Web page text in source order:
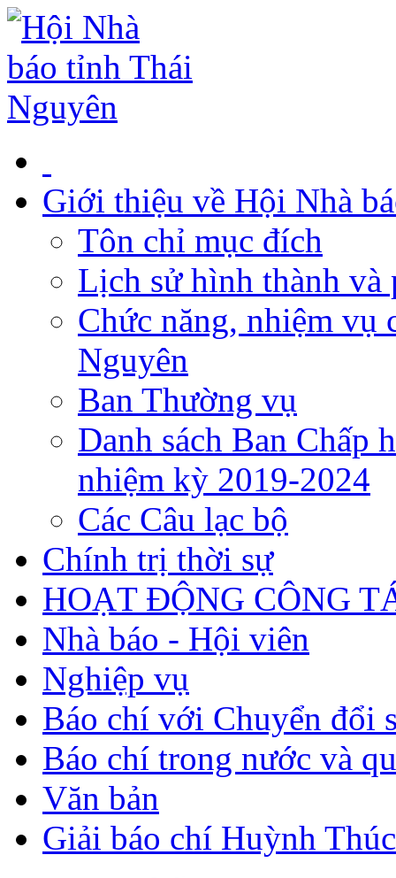
Giới thiệu về Hội Nhà
Tôn chỉ mục đích
Lịch sử hình thành và
Chức năng, nhiệm vụ
Nguyên
Ban Thường vụ
Danh sách Ban Chấp
nhiệm kỳ 2019-2024
Các Câu lạc bộ
Chính trị thời sự
HOẠT ĐỘNG CÔNG
Nhà báo - Hội viên
Nghiệp vụ
Báo chí với Chuyển đổi
Báo chí trong nước và
Văn bản
Giải báo chí Huỳnh